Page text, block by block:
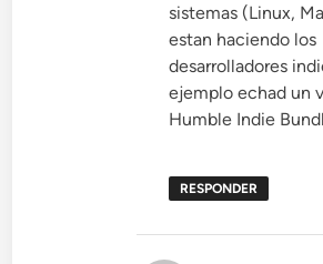
sistemas (Linux,
estan haciendo los
desarrolladores
ejemplo echad un
Humble Indie
RESPONDER